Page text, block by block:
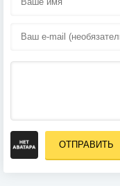
ОТПРАВИТЬ